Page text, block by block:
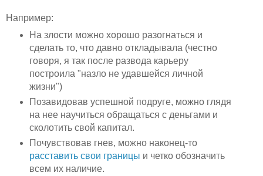
Например:
На злости можно хорошо разогнаться и
сделать то, что давно откладывала (честно
говоря, я так после развода карьеру
построила "назло не удавшейся личной
жизни")
Позавидовав успешной подруге, можно глядя
на нее научиться обращаться с деньгами и
сколотить свой капитал.
Почувствовав гнев, можно наконец-то
расставить свои границы и четко обозначить
всем их наличие.